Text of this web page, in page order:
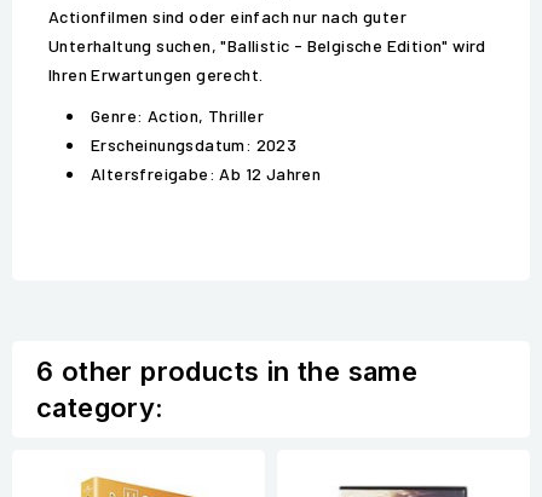
Actionfilmen sind oder einfach nur nach guter
Unterhaltung suchen, "Ballistic - Belgische Edition" wird
Ihren Erwartungen gerecht.
Genre: Action, Thriller
Erscheinungsdatum: 2023
Altersfreigabe: Ab 12 Jahren
6 other products in the same
category: